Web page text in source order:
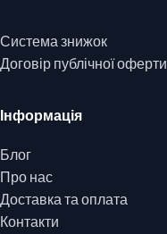
Система знижок
Договір публічної оферти
Інформація
Блог
Про нас
Доставка та оплата
Контакти